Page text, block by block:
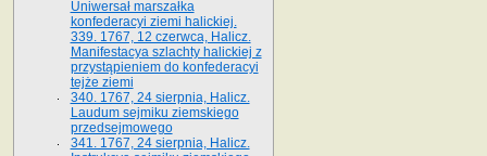
Uniwersał marszałka
konfederacyi ziemi halickiej.
339. 1767, 12 czerwca, Halicz.
Manifestacya szlachty halickiej z
przystąpieniem do konfederacyi
tejże ziemi
340. 1767, 24 sierpnia, Halicz.
Laudum sejmiku ziemskiego
przedsejmowego
341. 1767, 24 sierpnia, Halicz.